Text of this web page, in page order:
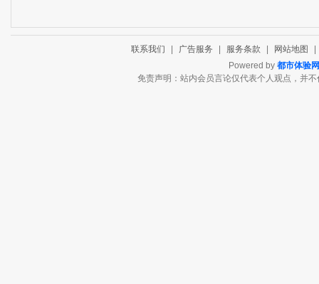
联系我们 广告服务 服务条款 网站地图
Powered by 都市体验网
免责声明：站内会员言论仅代表个人观点，并